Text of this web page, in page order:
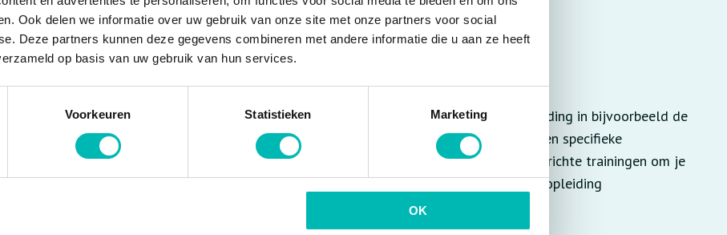
Ook delen we informatie over uw gebruik van onze site met onze partners voor social
Deze partners kunnen deze gegevens combineren met andere informatie die u aan ze heeft
op basis van uw gebruik van hun services.
Voorkeuren Statistieken Marketing
OK
Je bent communicatief vaardig en schakelt tussen verschillende partijen
Opleiding
Ben je geïnteresseerd in dit vak? Zorg dan dat je minimaal een technische mbo-opleiding in bijvoorbeeld de
richting van elektrotechniek, autotechniek of werktuigbouwkunde volgt. Ook kun je een specifieke
liftmonteursopleiding volgen op het ROVC. Je kunt hier terecht voor losse, praktijkgerichte trainingen om je
vanuit een algemene opleiding bij te scholen, maar je kunt ook de complete beroepsopleiding